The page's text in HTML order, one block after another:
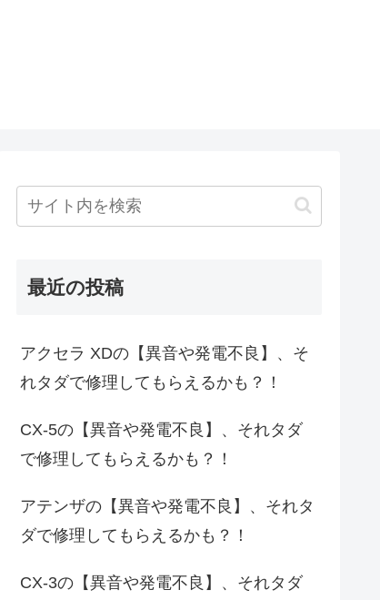
最近の投稿
アクセラ XDの【異音や発電不良】、そ
れタダで修理してもらえるかも？！
CX-5の【異音や発電不良】、それタダ
で修理してもらえるかも？！
アテンザの【異音や発電不良】、それタ
ダで修理してもらえるかも？！
CX-3の【異音や発電不良】、それタダ